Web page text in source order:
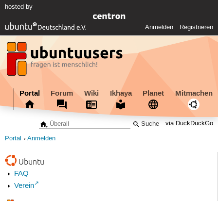
hosted by
Anmelden Registrieren
Portal Forum Wiki Ikhaya Planet Mitmachen
via DuckDuckGo
Portal Anmelden
Ubuntu
FAQ
Verein